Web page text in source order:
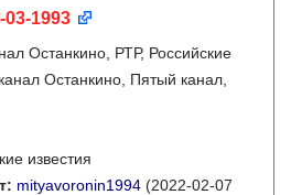
03-1993
Останкино, РТР, Российские
Останкино, Пятый канал,
известия
mityavoronin1994 (2022-02-07